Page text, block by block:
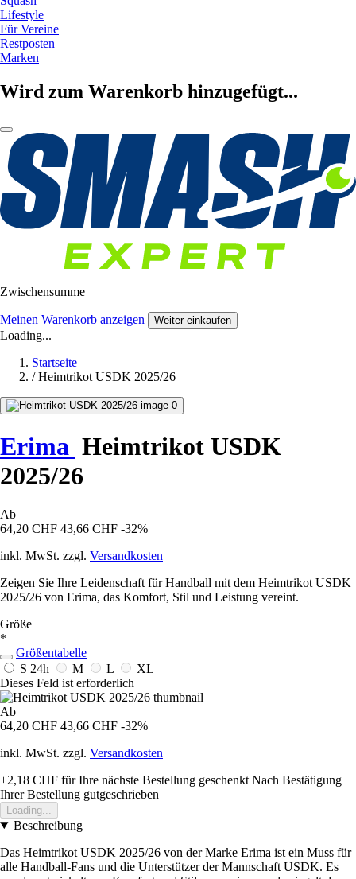
Lifestyle
Für Vereine
Restposten
Marken
Wird zum Warenkorb hinzugefügt...
Zwischensumme
Meinen Warenkorb anzeigen Weiter einkaufen
Loading...
Startseite
/ Heimtrikot USDK 2025/26
Erima Heimtrikot USDK
2025/26
Ab
64,20 CHF 43,66 CHF -32%
inkl. MwSt. zzgl. Versandkosten
Zeigen Sie Ihre Leidenschaft für Handball mit dem Heimtrikot USDK
2025/26 von Erima, das Komfort, Stil und Leistung vereint.
Größe
*
Größentabelle
S 24h M L
XL
Dieses Feld ist erforderlich
Ab
64,20 CHF 43,66 CHF -32%
inkl. MwSt. zzgl. Versandkosten
+2,18 CHF für Ihre nächste Bestellung geschenkt Nach Bestätigung
Ihrer Bestellung gutgeschrieben
Loading...
Beschreibung
Das Heimtrikot USDK 2025/26 von der Marke Erima ist ein Muss für
alle Handball-Fans und die Unterstützer der Mannschaft USDK. Es